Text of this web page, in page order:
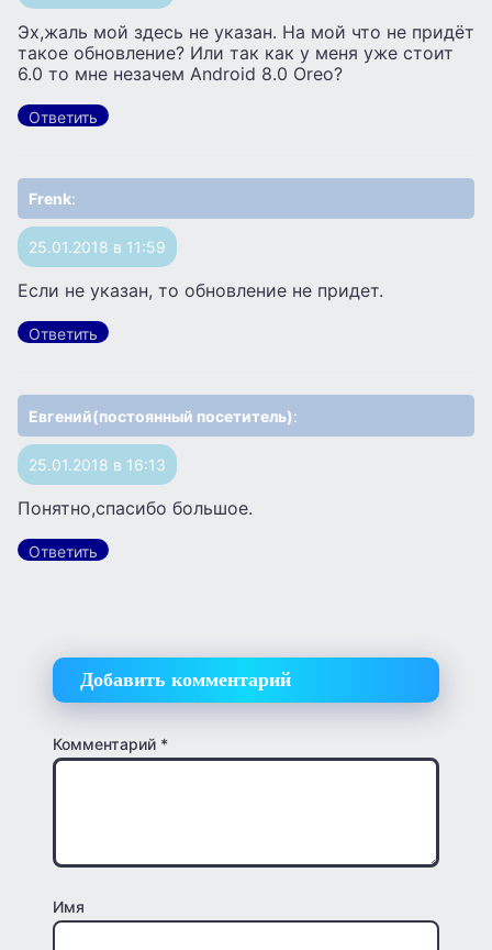
Эх,жаль мой здесь не указан. На мой что не придёт
такое обновление? Или так как у меня уже стоит
6.0 то мне незачем Android 8.0 Oreo?
Ответить
Frenk:
25.01.2018 в 11:59
Если не указан, то обновление не придет.
Ответить
Евгений(постоянный посетитель):
25.01.2018 в 16:13
Понятно,спасибо большое.
Ответить
Добавить комментарий
Комментарий *
Имя